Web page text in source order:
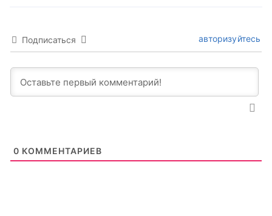
Подписаться авторизуйтесь
0 КОММЕНТАРИЕВ